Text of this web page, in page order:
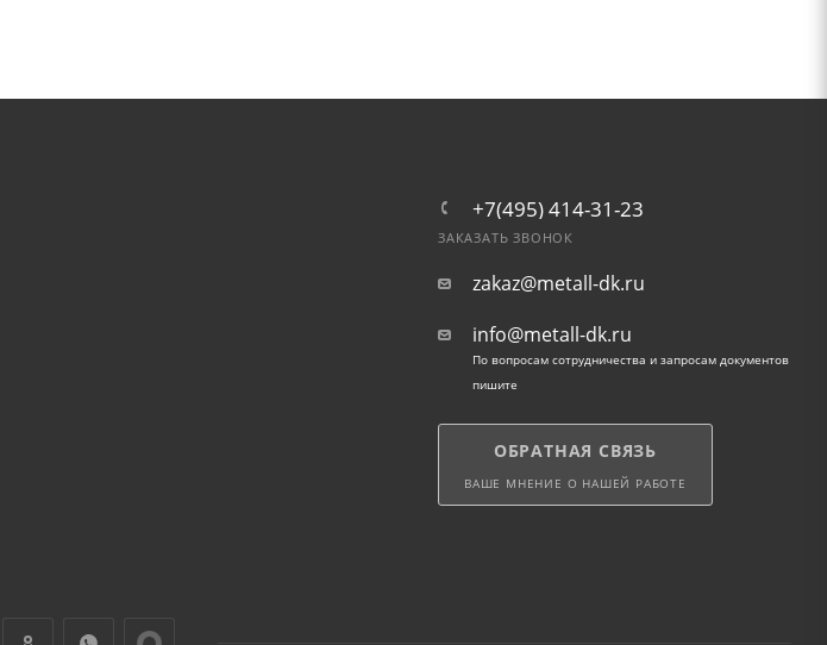
+7(495) 414-31-23
ЗАКАЗАТЬ ЗВОНОК
zakaz@metall-dk.ru
info@metall-dk.ru
По вопросам сотрудничества и запросам документов
пишите
ОБРАТНАЯ СВЯЗЬ
ВАШЕ МНЕНИЕ О НАШЕЙ РАБОТЕ